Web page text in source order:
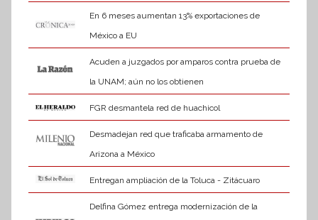
En 6 meses aumentan 13% exportaciones de
México a EU
Acuden a juzgados por amparos contra prueba de
la UNAM; aún no los obtienen
FGR desmantela red de huachicol
Desmadejan red que traficaba armamento de
Arizona a México
Entregan ampliación de la Toluca - Zitácuaro
Delfina Gómez entrega modernización de la